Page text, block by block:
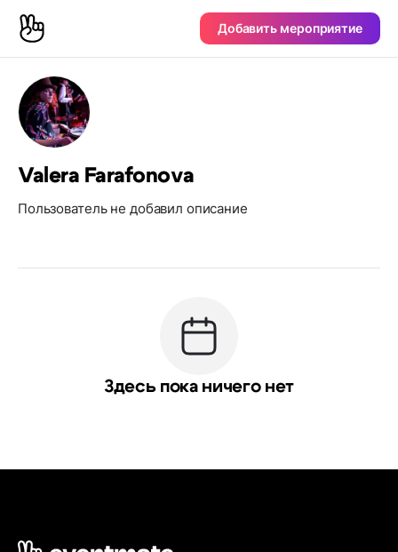
Добавить мероприятие
Valera Farafonova
Пользователь не добавил описание
Здесь пока ничего нет